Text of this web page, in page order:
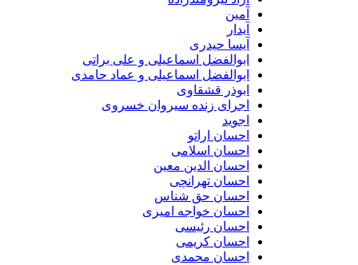
آمین
آیدار
آیسا حیدری
ابوالفضل اسماعیلی و علی براتی
ابوالفضل اسماعیلی و عماد حامدی
ابوذر قشقاوی
اجرای زنده سیروان خسروی
اجوید
احسان اراتو
احسان اسلامی
احسان الدین معین
احسان تهرانچی
احسان حق شناس
احسان خواجه امیری
احسان رئیسی
احسان کریمی
احسان محمدی